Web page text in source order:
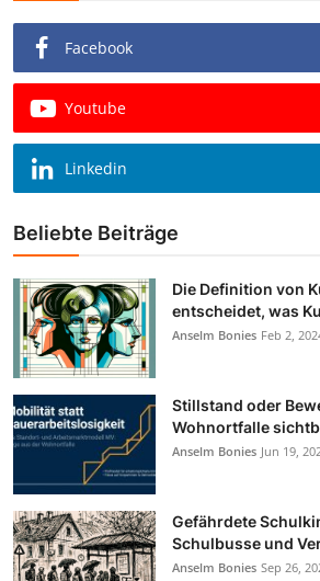
Beiträge
Vorproduktion
Facebook
Youtube
Linkedin
Beliebte Beiträge
Die Definition von
entscheidet, was
Anselm Bonies Feb 2,
Stillstand oder
Wohnortfalle
Anselm Bonies Jun 19,
Gefährdete
Schulbusse und
Anselm Bonies Sep 26,